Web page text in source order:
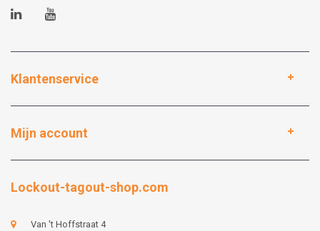
Klantenservice
Mijn account
Lockout-tagout-shop.com
Van 't Hoffstraat 4